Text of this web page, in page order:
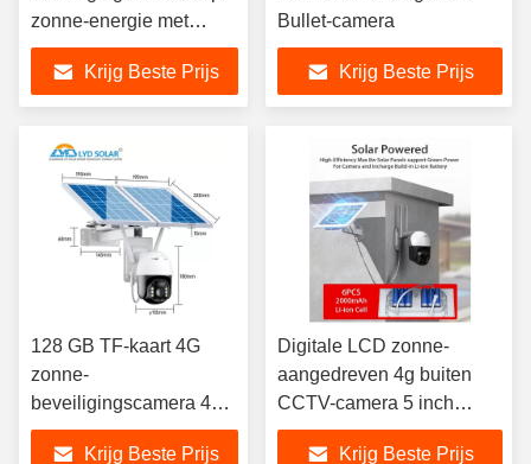
zonne-energie met
nachtzicht
Krijg Beste Prijs
Bullet-camera
Krijg Beste Prijs
128 GB TF-kaart 4G
zonne-
beveiligingscamera 4
mm lens CCTV-camera
zonnepaneel
Krijg Beste Prijs
Digitale LCD zonne-
aangedreven 4g buiten
CCTV-camera 5 inch
zonnemonitor in werking
Krijg Beste Prijs